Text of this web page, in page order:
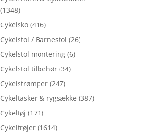
(1348)
Cykelsko (416)
Cykelstol / Barnestol (26)
Cykelstol montering (6)
Cykelstol tilbehør (34)
Cykelstrømper (247)
Cykeltasker & rygsække (387)
Cykeltøj (171)
Cykeltrøjer (1614)